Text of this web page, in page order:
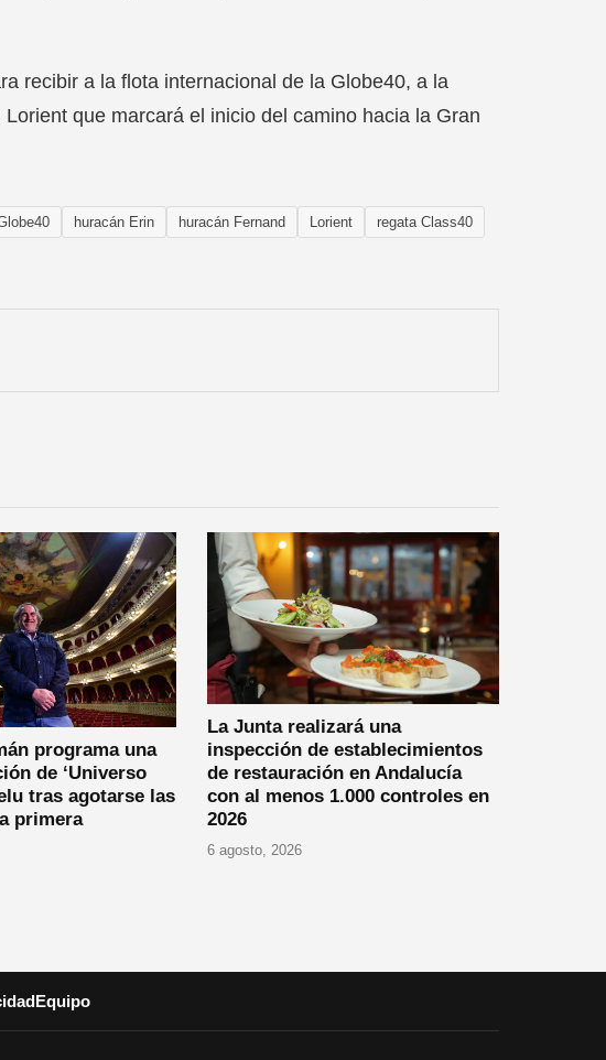
recibir a la flota internacional de la Globe40, a la
que marcará el inicio del camino hacia la Gran
huracán Erin huracán Fernand Lorient
regata Class40
programa una
de ‘Universo
tras agotarse las
primera
La Junta realizará una
inspección de establecimientos
de restauración en Andalucía
con al menos 1.000 controles en
2026
6 agosto, 2026
Equipo